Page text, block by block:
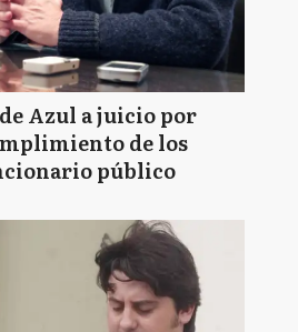
Azul a juicio por
de los
público